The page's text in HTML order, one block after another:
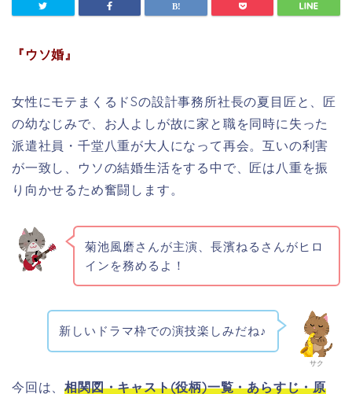
『ウソ婚』
女性にモテまくるドSの設計事務所社長の夏目匠と、匠
の幼なじみで、お人よしが故に家と職を同時に失った
派遣社員・千堂八重が大人になって再会。互いの利害
が一致し、ウソの結婚生活をする中で、匠は八重を振
り向かせるため奮闘します。
菊池風磨さんが主演、長濱ねるさんがヒロ
インを務めるよ！
サク
新しいドラマ枠での演技楽しみだね♪
今回は、相関図・キャスト(役柄)一覧・あらすじ・原